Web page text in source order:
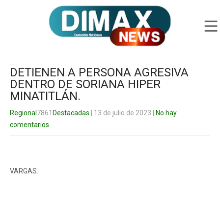
DETIENEN A PERSONA AGRESIVA
DENTRO DE SORIANA HIPER
MINATITLÁN.
Regional 7861 Destacadas | 13 de julio de 2023
No hay
comentarios
VARGAS.